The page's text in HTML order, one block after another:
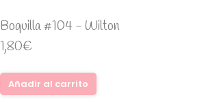
Boquilla #104 - Wilton
1,80€
Añadir al carrito